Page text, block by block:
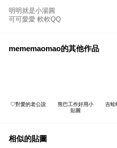
明明就是小湯圓
可可愛愛 軟軟QQ
mememaomao的其他作品
♡對愛的老公說
熊巴工作好用小
貼圖
吉蛙
相似的貼圖